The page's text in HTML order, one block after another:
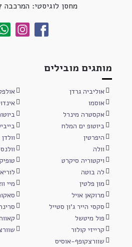
מחסן לוגיסטי: המרכבה 17 חולון
מותגים מובילים
אוליביה גרדן
אוסמו
אקסטרה מינרל
ביוטופ ים המלח
היפרטין
וולדן
וולה
וולנס
ויקטוריה סיקרט
לה בוטה
מון פלטין
מיי
מרוקאן אויל
סקסי הייר ג'ון סטייל
פול מיטשל
קרייזי קולור
שוורצקופף-אוסיס